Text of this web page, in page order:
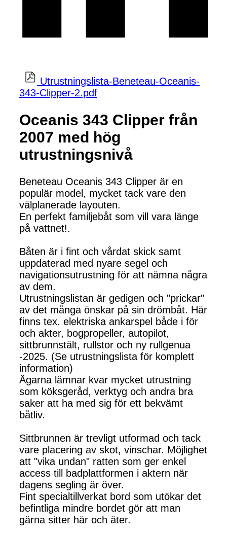
Utrustningslista-Beneteau-Oceanis-
343-Clipper-2.pdf
Oceanis 343 Clipper från
2007 med hög
utrustningsnivå
Beneteau Oceanis 343 Clipper är en
populär model, mycket tack vare den
välplanerade layouten.
En perfekt familjebåt som vill vara länge
på vattnet!.
Båten är i fint och vårdat skick samt
uppdaterad med nyare segel och
navigationsutrustning för att nämna några
av dem.
Utrustningslistan är gedigen och "prickar"
av det många önskar på sin drömbåt. Här
finns tex. elektriska ankarspel både i för
och akter, bogpropeller, autopilot,
sittbrunnstält, rullstor och ny rullgenua
-2025. (Se utrustningslista för komplett
information)
Ägarna lämnar kvar mycket utrustning
som köksgeråd, verktyg och andra bra
saker att ha med sig för ett bekvämt
båtliv.
Sittbrunnen är trevligt utformad och tack
vare placering av skot, vinschar. Möjlighet
att "vika undan" ratten som ger enkel
access till badplattformen i aktern när
dagens segling är över.
Fint specialtillverkat bord som utökar det
befintliga mindre bordet gör att man
gärna sitter här och äter.